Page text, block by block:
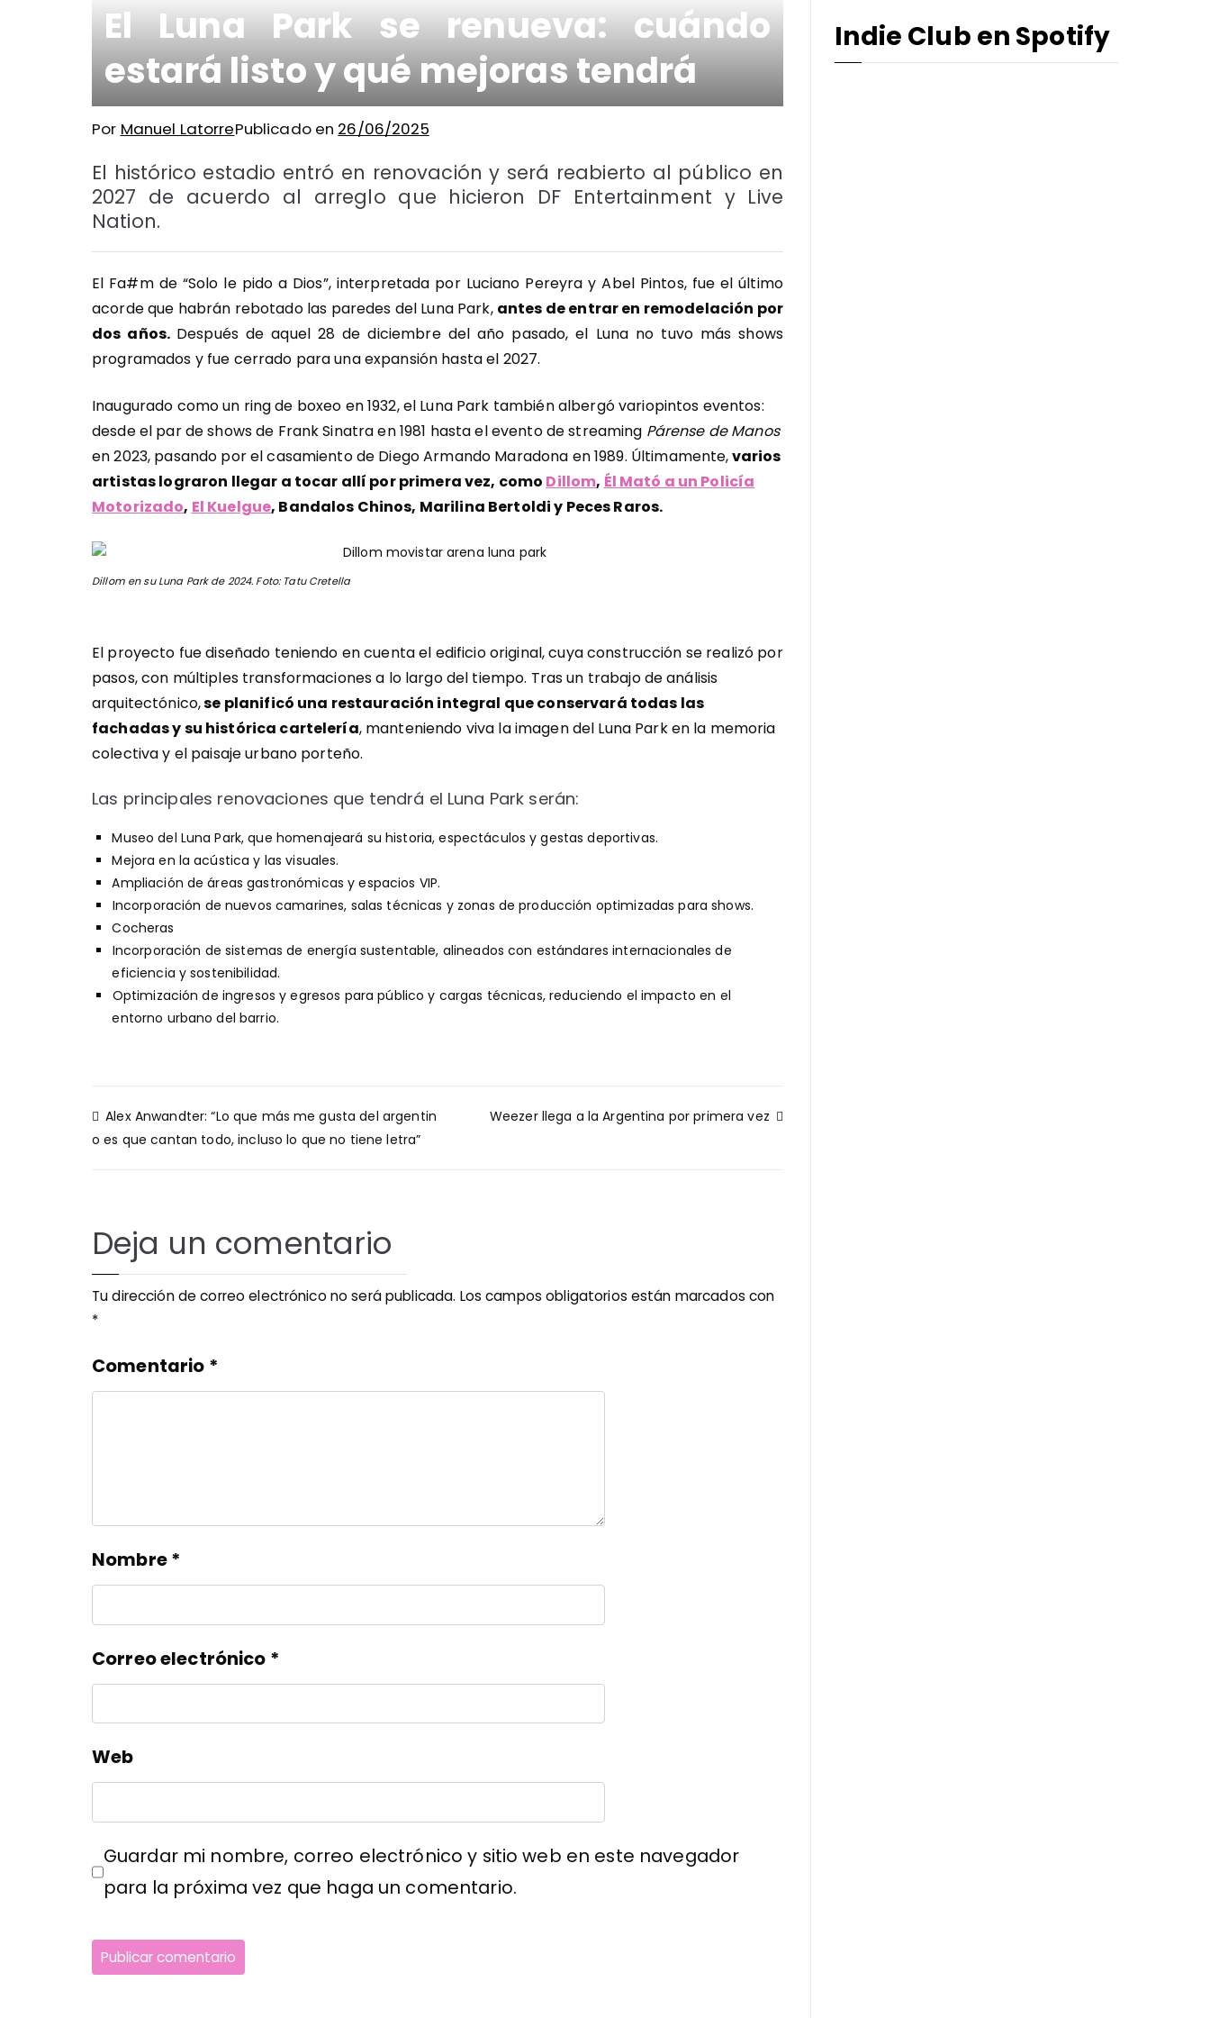
El Luna Park se renueva: cuándo
estará listo y qué mejoras tendrá
Por Manuel LatorrePublicado en 26/06/2025
El histórico estadio entró en renovación y será reabierto al público en
2027 de acuerdo al arreglo que hicieron DF Entertainment y Live
Nation.
El Fa#m de “Solo le pido a Dios”, interpretada por Luciano Pereyra y Abel Pintos, fue el último
acorde que habrán rebotado las paredes del Luna Park, antes de entrar en remodelación por
dos años. Después de aquel 28 de diciembre del año pasado, el Luna no tuvo más shows
programados y fue cerrado para una expansión hasta el 2027.
Inaugurado como un ring de boxeo en 1932, el Luna Park también albergó variopintos eventos:
desde el par de shows de Frank Sinatra en 1981 hasta el evento de streaming Párense de Manos
en 2023, pasando por el casamiento de Diego Armando Maradona en 1989. Últimamente,varios
artistas lograron llegar a tocar allí por primera vez, como Dillom, Él Mató a un Policía
Motorizado, El Kuelgue, Bandalos Chinos, Marilina Bertoldi y Peces Raros.
Dillom en su Luna Park de 2024. Foto: Tatu Cretella
El proyecto fue diseñado teniendo en cuenta el edificio original, cuya construcción se realizó por
pasos, con múltiples transformaciones a lo largo del tiempo. Tras un trabajo de análisis
arquitectónico,se planificó una restauración integral que conservará todas las
fachadas y su histórica cartelería, manteniendo viva la imagen del Luna Park en la memoria
colectiva y el paisaje urbano porteño.
Las principales renovaciones que tendrá el Luna Park serán:
Museo del Luna Park, que homenajeará su historia, espectáculos y gestas deportivas.
Mejora en la acústica y las visuales.
Ampliación de áreas gastronómicas y espacios VIP.
⁠⁠Incorporación de nuevos camarines, salas técnicas y zonas de producción optimizadas para shows.
Cocheras
⁠⁠Incorporación de sistemas de energía sustentable, alineados con estándares internacionales de
eficiencia y sostenibilidad.
⁠⁠Optimización de ingresos y egresos para público y cargas técnicas, reduciendo el impacto en el
entorno urbano del barrio.
Navegación
de
Alex Anwandter: “Lo que más me gusta del argentin
o es que cantan todo, incluso lo que no tiene letra”
Weezer llega a la Argentina por primera vez
Deja un comentario
Tu dirección de correo electrónico no será publicada. Los campos obligatorios están marcados con
*
Comentario *
Nombre*
Correo electrónico *
Web
Guardar mi nombre, correo electrónico y sitio web en este navegador
para la próxima vez que haga un comentario.
Indie Club en Spotify